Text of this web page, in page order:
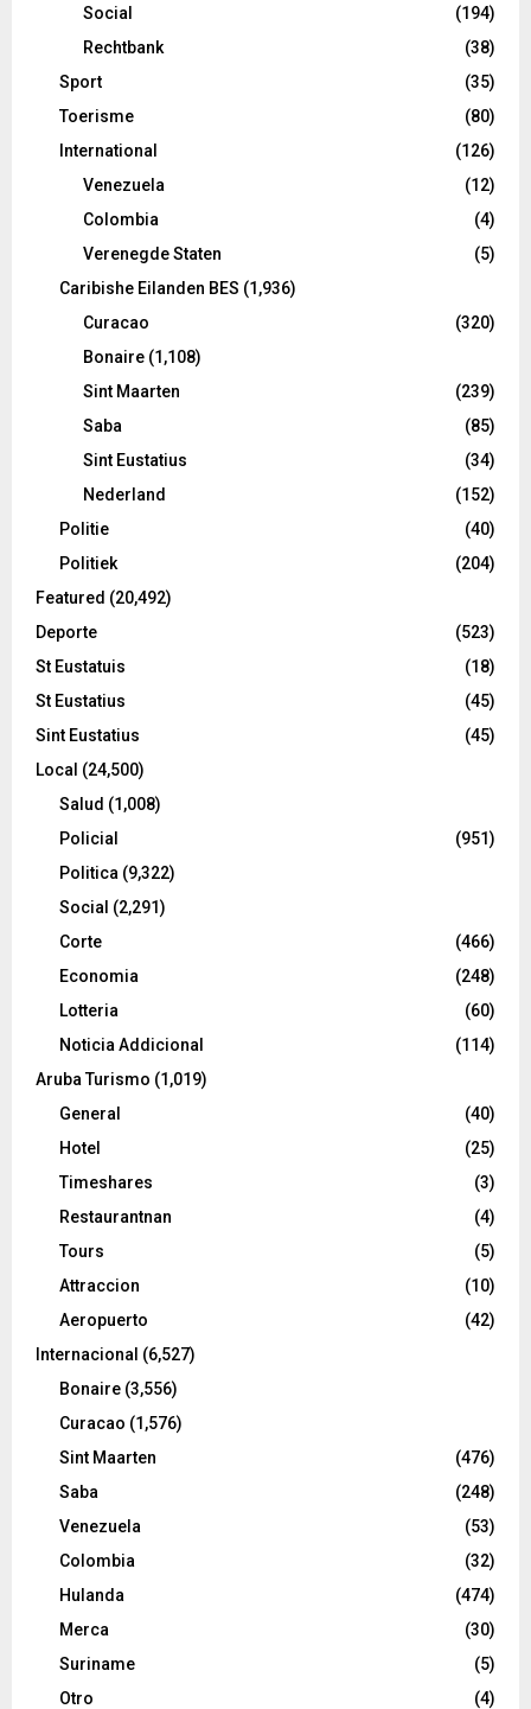
Social
(194)
Rechtbank
(38)
Sport
(35)
Toerisme
(80)
International
(126)
Venezuela
(12)
Colombia
(4)
Verenegde Staten
(5)
Caribishe Eilanden BES (1,936)
Curacao
(320)
Bonaire (1,108)
Sint Maarten
(239)
Saba
(85)
Sint Eustatius
(34)
Nederland
(152)
Politie
(40)
Politiek
(204)
Featured (20,492)
Deporte
(523)
St Eustatuis
(18)
St Eustatius
(45)
Sint Eustatius
(45)
Local (24,500)
Salud (1,008)
Policial
(951)
Politica (9,322)
Social (2,291)
Corte
(466)
Economia
(248)
Lotteria
(60)
Noticia Addicional
(114)
Aruba Turismo (1,019)
General
(40)
Hotel
(25)
Timeshares
(3)
Restaurantnan
(4)
Tours
(5)
Attraccion
(10)
Aeropuerto
(42)
Internacional (6,527)
Bonaire (3,556)
Curacao (1,576)
Sint Maarten
(476)
Saba
(248)
Venezuela
(53)
Colombia
(32)
Hulanda
(474)
Merca
(30)
Suriname
(5)
Otro
(4)